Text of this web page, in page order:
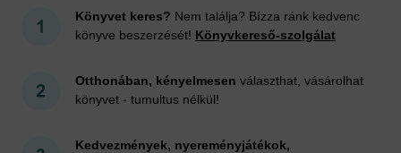
Könyvet keres? Nem találja? Bízza ránk kedvenc
könyve beszerzését! Könyvkereső-szolgálat
Otthonában, kényelmesen választhat, vásárolhat
könyvet - tumultus nélkül!
Kedvezmények, nyereményjátékok,